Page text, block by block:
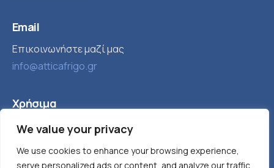
We value your privacy
We use cookies to enhance your browsing experience,
serve personalized ads or content, and analyze our traffic.
Email
Επικοινωνήστε μαζί μας
info@atticafrigo.gr
Χρήσιμα
Εταιρία
Τα νέα μας
Παγομηχανές